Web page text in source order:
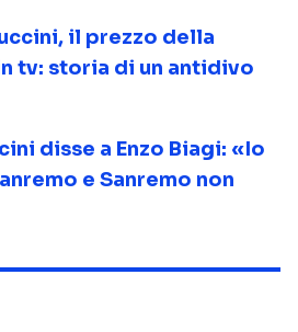
il prezzo della
tv: storia di un antidivo
disse a Enzo Biagi: «Io
e Sanremo non